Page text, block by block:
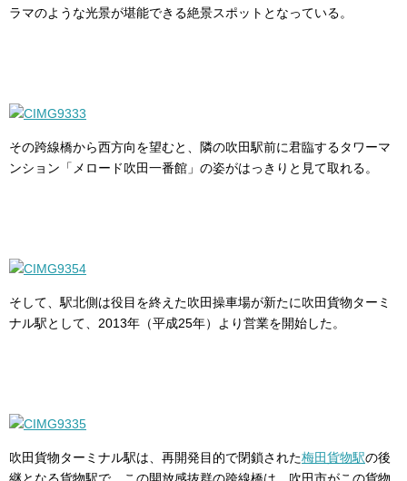
ラマのような光景が堪能できる絶景スポットとなっている。
その跨線橋から西方向を望むと、隣の吹田駅前に君臨するタワーマ
ンション「メロード吹田一番館」の姿がはっきりと見て取れる。
そして、駅北側は役目を終えた吹田操車場が新たに吹田貨物ターミ
ナル駅として、2013年（平成25年）より営業を開始した。
吹田貨物ターミナル駅は、再開発目的で閉鎖された梅田貨物駅の後